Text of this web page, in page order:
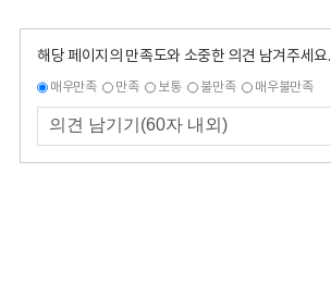
해당 페이지의 만족도와 소중한 의견 남겨주세요.
매우만족 만족 보통 불만족 매우불만족